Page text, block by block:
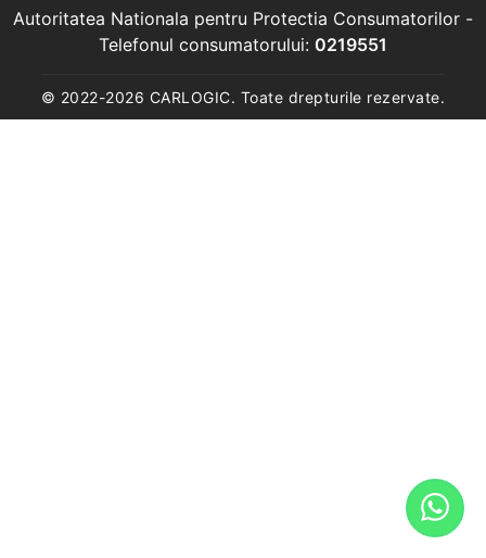
Autoritatea Nationala pentru Protectia Consumatorilor -
Telefonul consumatorului: 0219551
© 2022-2026 CARLOGIC. Toate drepturile rezervate.